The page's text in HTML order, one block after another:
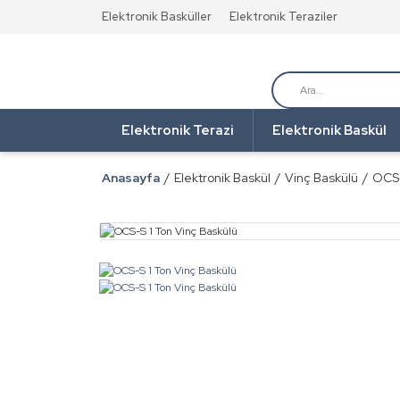
Elektronik Basküller Elektronik Teraziler
Elektronik Terazi Elektronik Baskül
Anasayfa Elektronik Baskül Vinç Baskülü